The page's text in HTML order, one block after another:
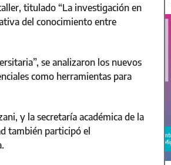
titulado “La investigación en
del conocimiento entre
se analizaron los nuevos
como herramientas para
y la secretaría académica de la
también participó el